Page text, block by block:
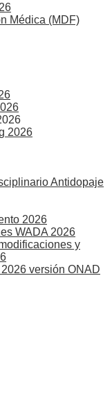
Médica (MDF)
2026
Antidopaje
2026
WADA 2026
y
versión ONAD